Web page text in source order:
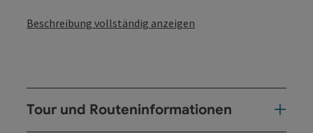
Beschreibung vollständig anzeigen
Tour und Routeninformationen